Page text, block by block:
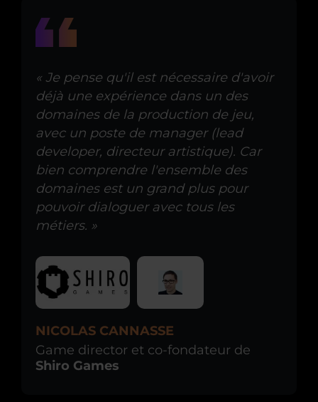
« Je pense qu'il est nécessaire d'avoir
déjà une expérience dans un des
domaines de la production de jeu,
avec un poste de manager (lead
developer, directeur artistique). Car
bien comprendre l'ensemble des
domaines est un grand plus pour
pouvoir dialoguer avec tous les
métiers. »
NICOLAS CANNASSE
Game director et co-fondateur de
Shiro Games